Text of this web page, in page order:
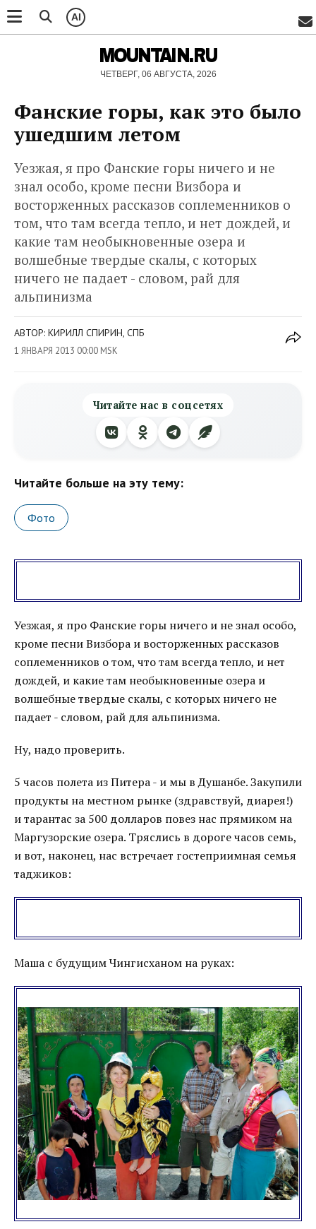
AI
MOUNTAIN.RU
ЧЕТВЕРГ, 06 АВГУСТА, 2026
Фанские горы, как это было
ушедшим летом
Уезжая, я про Фанские горы ничего и не
знал особо, кроме песни Визбора и
восторженных рассказов соплеменников о
том, что там всегда тепло, и нет дождей, и
какие там необыкновенные озера и
волшебные твердые скалы, с которых
ничего не падает - словом, рай для
альпинизма
АВТОР: КИРИЛЛ СПИРИН, СПБ
1 ЯНВАРЯ 2013 00:00 MSK
Читайте нас в соцсетях
Читайте больше на эту тему:
Фото
Уезжая, я про Фанские горы ничего и не знал особо,
кроме песни Визбора и восторженных рассказов
соплеменников о том, что там всегда тепло, и нет
дождей, и какие там необыкновенные озера и
волшебные твердые скалы, с которых ничего не
падает - словом, рай для альпинизма.
Ну, надо проверить.
5 часов полета из Питера - и мы в Душанбе. Закупили
продукты на местном рынке (здравствуй, диарея!)
и тарантас за 500 долларов повез нас прямиком на
Маргузорские озера. Тряслись в дороге часов семь,
и вот, наконец, нас встречает гостеприимная семья
таджиков:
Маша с будущим Чингисханом на руках: